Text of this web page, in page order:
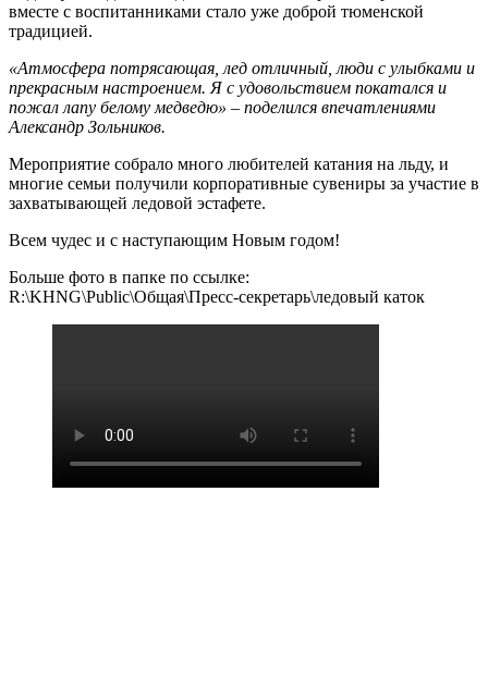
вместе с воспитанниками стало уже доброй тюменской
традицией.
«Атмосфера потрясающая, лед отличный, люди с улыбками и
прекрасным настроением. Я с удовольствием покатался и
пожал лапу белому медведю» – поделился впечатлениями
Александр Зольников.
Мероприятие собрало много любителей катания на льду, и
многие семьи получили корпоративные сувениры за участие в
захватывающей ледовой эстафете.
Всем чудес и с наступающим Новым годом!
Больше фото в папке по ссылке:
R:\KHNG\Public\Общая\Пресс-секретарь\ледовый каток